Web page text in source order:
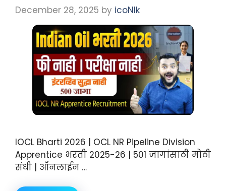
December 28, 2025 by icoNIk
IOCL Bharti 2026 | OCL NR Pipeline Division
Apprentice भरती 2025-26 | 501 जागांसाठी मोठी
संधी | ऑनलाईन …